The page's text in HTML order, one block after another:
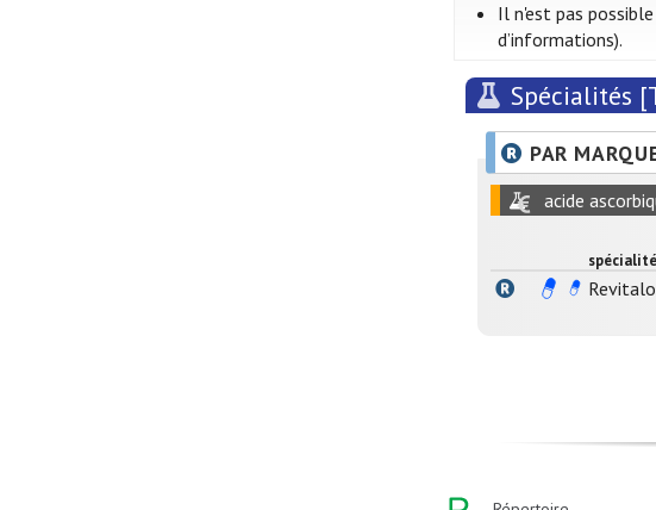
Il n'est pas
d’informations).
Spécialités
PAR
acide
spécialité